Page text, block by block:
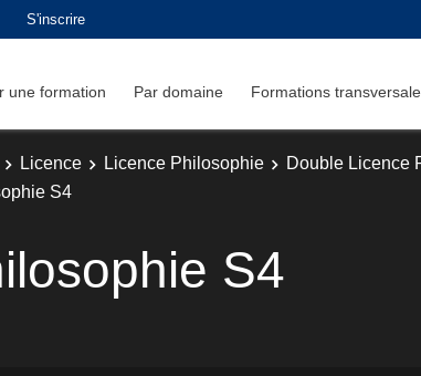
S'inscrire
une formation Par domaine Formations
Licence Licence Philosophie
Double Licence
S4
S4